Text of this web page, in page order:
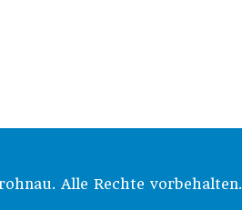
Alle Rechte vorbehalten.